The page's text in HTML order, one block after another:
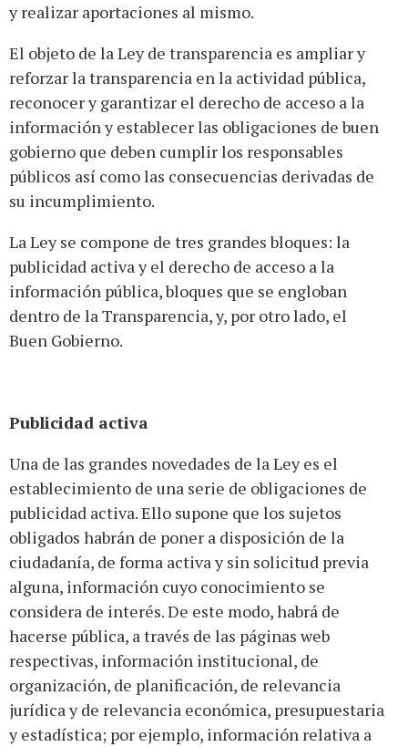
y realizar aportaciones al mismo.
El objeto de la Ley de transparencia es ampliar y
reforzar la transparencia en la actividad pública,
reconocer y garantizar el derecho de acceso a la
información y establecer las obligaciones de buen
gobierno que deben cumplir los responsables
públicos así como las consecuencias derivadas de
su incumplimiento.
La Ley se compone de tres grandes bloques: la
publicidad activa y el derecho de acceso a la
información pública, bloques que se engloban
dentro de la Transparencia, y, por otro lado, el
Buen Gobierno.
Publicidad activa
Una de las grandes novedades de la Ley es el
establecimiento de una serie de obligaciones de
publicidad activa. Ello supone que los sujetos
obligados habrán de poner a disposición de la
ciudadanía, de forma activa y sin solicitud previa
alguna, información cuyo conocimiento se
considera de interés. De este modo, habrá de
hacerse pública, a través de las páginas web
respectivas, información institucional, de
organización, de planificación, de relevancia
jurídica y de relevancia económica, presupuestaria
y estadística; por ejemplo, información relativa a